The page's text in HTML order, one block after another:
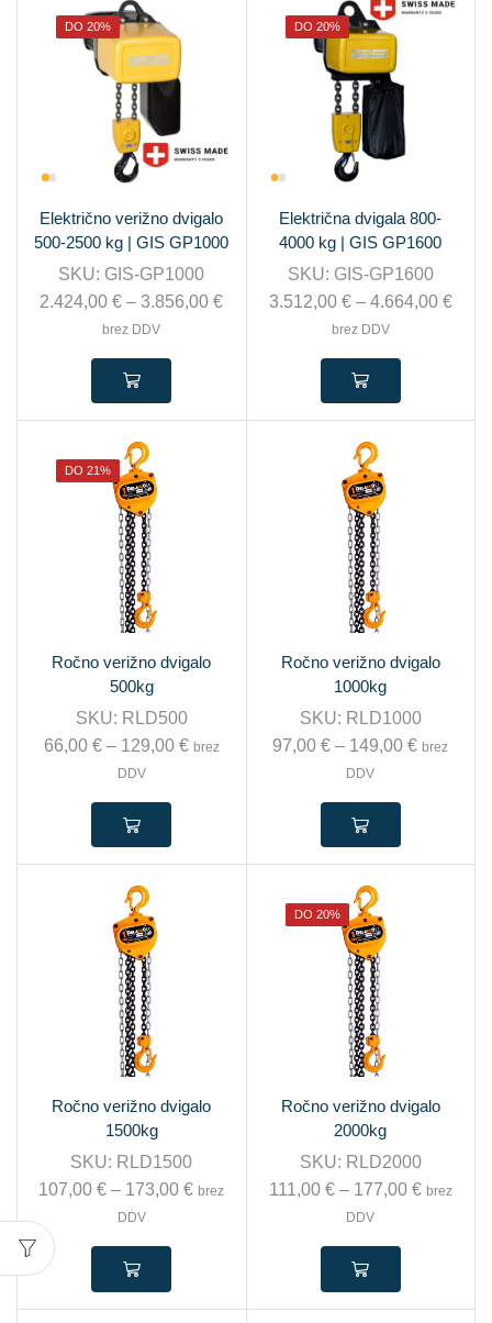
DO 20%
Električno verižno dvigalo
500-2500 kg | GIS GP1000
SKU: GIS-GP1000
2.424,00€ – 3.856,00€
brez DDV
DO 20%
Električna dvigala 800-
4000 kg | GIS GP1600
SKU: GIS-GP1600
3.512,00 € – 4.664,00 €
brez DDV
DO 21%
Ročno verižno dvigalo
500kg
SKU: RLD500
66,00 € – 129,00 € brez
DDV
Ročno verižno dvigalo
1000kg
SKU: RLD1000
97,00€ – 149,00€ brez
DDV
Ročno verižno dvigalo
1500kg
SKU: RLD1500
107,00€ – 173,00€ brez
DDV
DO 20%
Ročno verižno dvigalo
2000kg
SKU: RLD2000
111,00 € – 177,00 € brez
DDV